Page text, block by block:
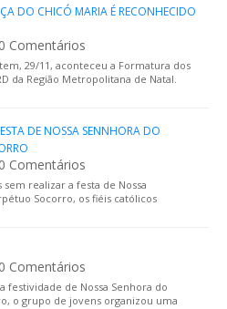
DO CHICÓ MARIA É RECONHECIDO
Comentários
29/11, aconteceu a Formatura dos
da Região Metropolitana de Natal.
DE NOSSA SENNHORA DO
Comentários
sem realizar a festa de Nossa
Socorro, os fiéis católicos
Comentários
festividade de Nossa Senhora do
o grupo de jovens organizou uma